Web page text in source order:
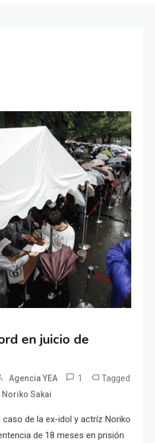
en juicio de
Agencia YEA 1 Tagged
Noriko Sakai
caso de la ex-idol y actríz Noriko
de 18 meses en prisión